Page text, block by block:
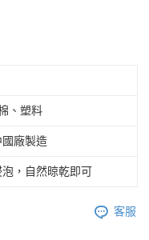
、塑料
國廠製造
，自然晾乾即可
客服